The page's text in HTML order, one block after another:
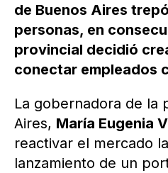
de Buenos Aires
personas, en
provincial decidió
conectar empleados
La gobernadora de la
Aires, María Eugenia
reactivar el mercado
lanzamiento de un